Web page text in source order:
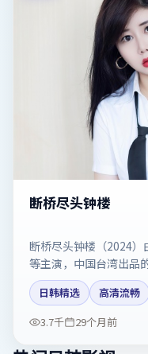
断桥尽头钟楼
断桥尽头钟楼（2024
等主演，中国台湾出品
比例拿捏得当。剧情简
期以片方资料为准。
日韩精选
高清流畅
3.7千
29个月前